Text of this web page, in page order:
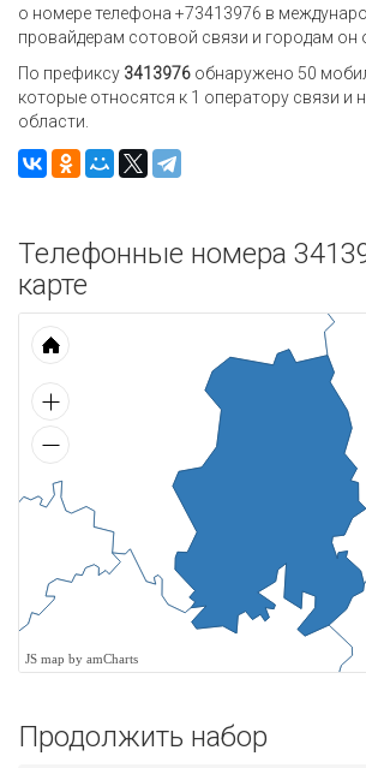
о номере телефона +73413976 в
провайдерам сотовой связи и городам он
По префиксу 3413976 обнаружено 50
которые относятся к 1 оператору связи и
области.
Телефонные номера
карте
JS map by amCharts
Продолжить набор